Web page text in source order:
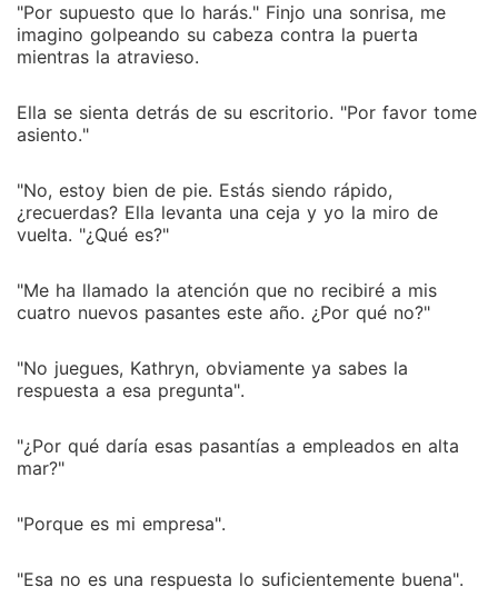
"Por supuesto que lo harás." Finjo una sonrisa, me
imagino golpeando su cabeza contra la puerta
mientras la atravieso.
Ella se sienta detrás de su escritorio. "Por favor tome
asiento."
"No, estoy bien de pie. Estás siendo rápido,
¿recuerdas? Ella levanta una ceja y yo la miro de
vuelta. "¿Qué es?"
"Me ha llamado la atención que no recibiré a mis
cuatro nuevos pasantes este año. ¿Por qué no?"
"No juegues, Kathryn, obviamente ya sabes la
respuesta a esa pregunta".
"¿Por qué daría esas pasantías a empleados en alta
mar?"
"Porque es mi empresa".
"Esa no es una respuesta lo suficientemente buena".